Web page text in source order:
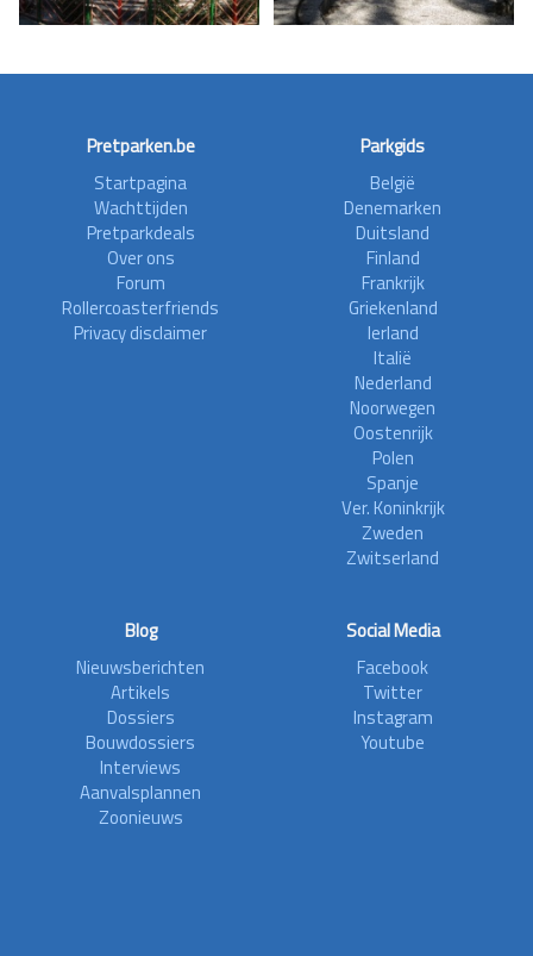
Pretparken.be
Startpagina
Wachttijden
Pretparkdeals
Over ons
Forum
Rollercoasterfriends
Privacy disclaimer
Parkgids
België
Denemarken
Duitsland
Finland
Frankrijk
Griekenland
Ierland
Italië
Nederland
Noorwegen
Oostenrijk
Polen
Spanje
Ver. Koninkrijk
Zweden
Zwitserland
Blog
Nieuwsberichten
Artikels
Dossiers
Bouwdossiers
Interviews
Aanvalsplannen
Zoonieuws
Social Media
Facebook
Twitter
Instagram
Youtube